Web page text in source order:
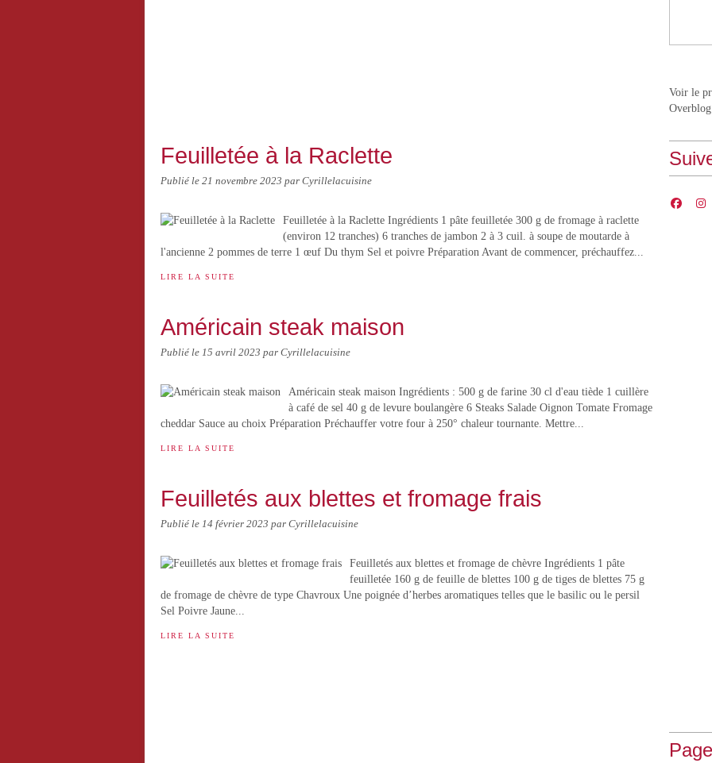
Feuilletée à la Raclette
Publié le 21 novembre 2023 par Cyrillelacuisine
Feuilletée à la Raclette Ingrédients 1 pâte feuilletée 300 g de fromage à raclette
(environ 12 tranches) 6 tranches de jambon 2 à 3 cuil. à soupe de moutarde à
l'ancienne 2 pommes de terre 1 œuf Du thym Sel et poivre Préparation Avant de commencer, préchauffez...
LIRE LA SUITE
Américain steak maison
Publié le 15 avril 2023 par Cyrillelacuisine
Américain steak maison Ingrédients : 500 g de farine 30 cl d'eau tiède 1 cuillère
à café de sel 40 g de levure boulangère 6 Steaks Salade Oignon Tomate Fromage
cheddar Sauce au choix Préparation Préchauffer votre four à 250° chaleur tournante. Mettre...
LIRE LA SUITE
Feuilletés aux blettes et fromage frais
Publié le 14 février 2023 par Cyrillelacuisine
Feuilletés aux blettes et fromage de chèvre Ingrédients 1 pâte
feuilletée 160 g de feuille de blettes 100 g de tiges de blettes 75 g
de fromage de chèvre de type Chavroux Une poignée d’herbes aromatiques telles que le basilic ou le persil
Sel Poivre Jaune...
LIRE LA SUITE
Voir le
Overblog